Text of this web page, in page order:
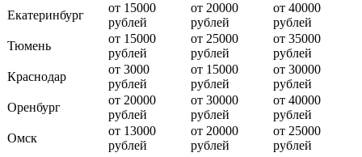
Екатеринбург
от 15000
рублей
от 20000
рублей
от 40000
рублей
Тюмень
от 15000
рублей
от 25000
рублей
от 35000
рублей
Краснодар
от 3000
рублей
от 15000
рублей
от 30000
рублей
Оренбург
от 20000
рублей
от 30000
рублей
от 40000
рублей
Омск
от 13000
рублей
от 20000
рублей
от 25000
рублей